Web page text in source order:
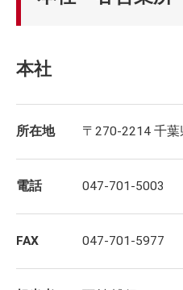
本社
所在地 〒270-2214 千
電話 047-701-5003
FAX 047-701-5977